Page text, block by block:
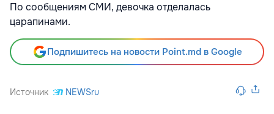
По сообщениям СМИ, девочка отделалась
царапинами.
Подпишитесь на новости Point.md в Google
Источник NEWSru